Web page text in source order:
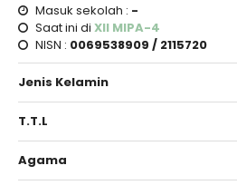
Masuk sekolah : -
Saat ini di XII MIPA-4
NISN : 0069538909 / 2115720
Jenis Kelamin
T.T.L
Agama